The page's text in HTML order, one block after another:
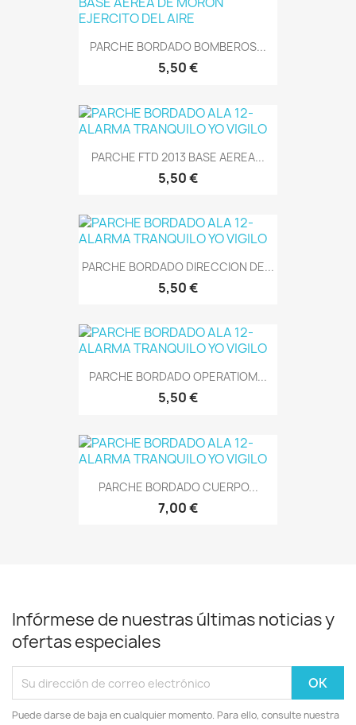
PARCHE BORDADO BOMBEROS...
5,50 €
PARCHE FTD 2013 BASE AEREA...
5,50 €
PARCHE BORDADO DIRECCION DE...
5,50 €
PARCHE BORDADO OPERATIOM...
5,50 €
PARCHE BORDADO CUERPO...
7,00 €
Infórmese de nuestras últimas noticias y
ofertas especiales
Puede darse de baja en cualquier momento. Para ello, consulte nuestra